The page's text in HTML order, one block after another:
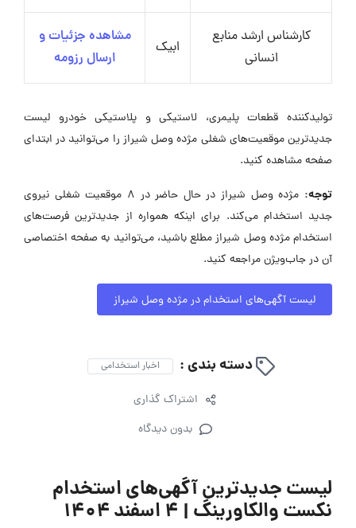
کارشناس ارشد منابع
انسانی
ابیک
مشاهده جزئیات و
ارسال رزومه
تولیدکننده قطعات پلیمری، لاستیکی و پلاستیکی خودرو لیست
جدیدترین موقعیت‌های شغلی مژده وصل شیراز را می‌توانید در ابتدای
صفحه مشاهده کنید.
توجه:
مژده وصل شیراز در حال حاضر در ۸ موقعیت شغلی نیروی
جدید استخدام می‌کند. برای اینکه همواره از جدیدترین فرصت‌های
استخدام مژده وصل شیراز مطلع باشید، می‌توانید به صفحه اختصاصی
آن در جاب‌ویژن مراجعه کنید.
لیست آگهی‌های استخدام در مژده وصل شیراز
دسته بندی : اخبار استخدامی
اشتراک گذاری
بدون دیدگاه
لیست جدیدترین آگهی‌های استخدام
نکست والکاورینگ | ۴ اسفند ۱۴۰۴